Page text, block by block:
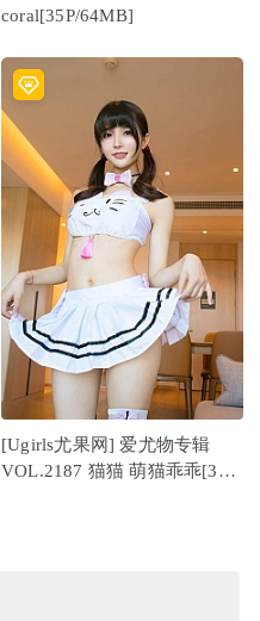
coral[35P/64MB]
[Ugirls尤果网] 爱尤物专辑
VOL.2187 猫猫 萌猫乖乖[35P